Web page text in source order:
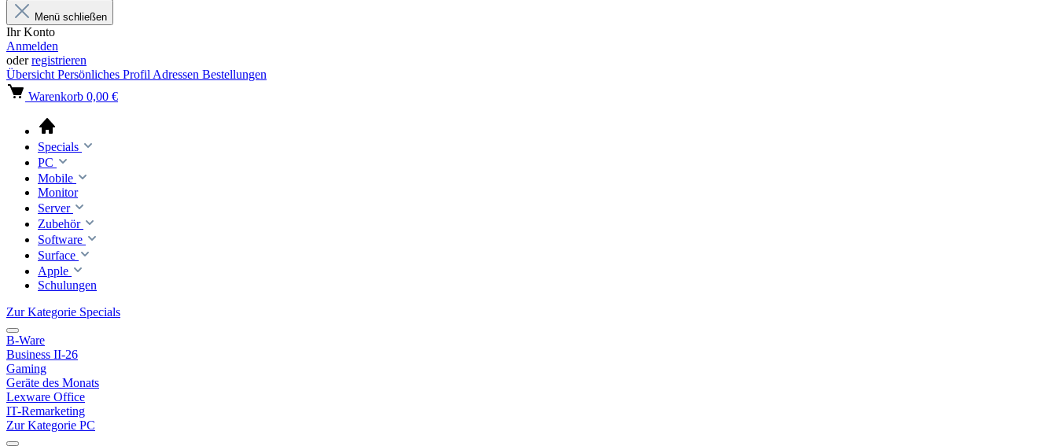
Menü schließen
Ihr Konto
Anmelden
oderregistrieren
Übersicht Persönliches Profil Adressen Bestellungen
Warenkorb 0,00 €
Specials
PC
Mobile
Monitor
Server
Zubehör
Software
Surface
Apple
Schulungen
Zur Kategorie Specials
B-Ware
Business II-26
Gaming
Geräte des Monats
Lexware Office
IT-Remarketing
Zur Kategorie PC